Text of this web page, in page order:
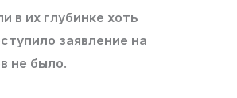
в их глубинке хоть
заявление на
не было.